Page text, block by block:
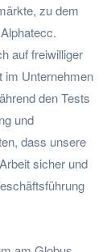
zu dem
auf freiwilliger
im Unternehmen
den Tests
und
dass unsere
sicher und